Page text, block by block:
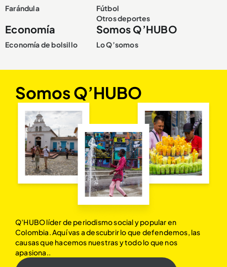
Farándula
Fútbol
Otros deportes
Economía
Economía de bolsillo
Somos Q’HUBO
Lo Q’somos
Somos Q’HUBO
Q’HUBO líder de periodismo social y popular en
Colombia. Aquí vas a descubrir lo que defendemos, las
causas que hacemos nuestras y todo lo que nos
apasiona..